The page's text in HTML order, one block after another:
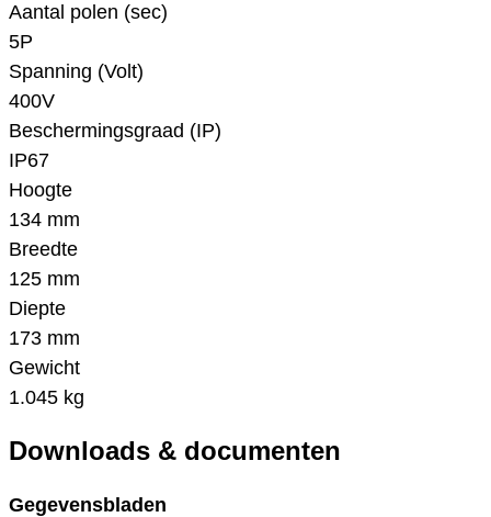
Aantal polen (sec)
5P
Spanning (Volt)
400V
Beschermingsgraad (IP)
IP67
Hoogte
134 mm
Breedte
125 mm
Diepte
173 mm
Gewicht
1.045 kg
Downloads & documenten
Gegevensbladen